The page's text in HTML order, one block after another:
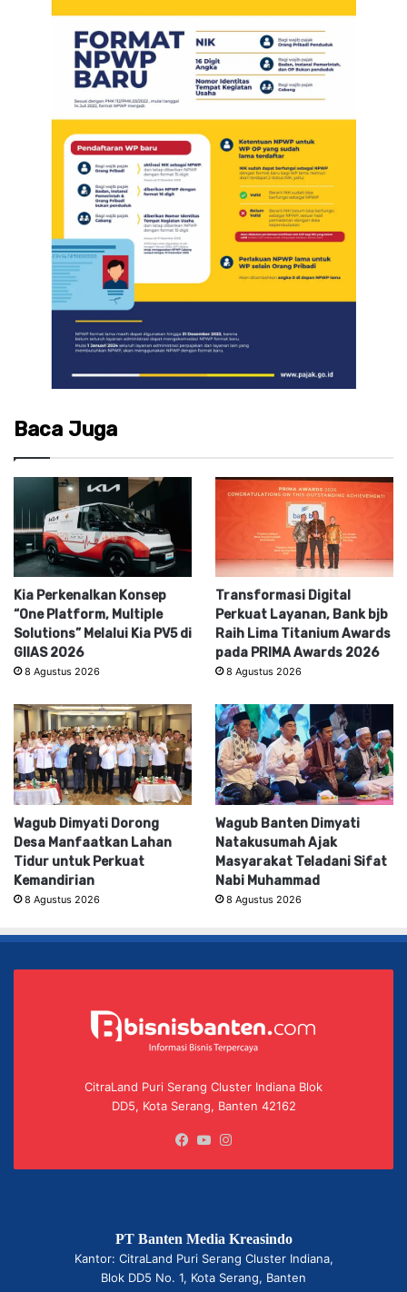
Baca Juga
Kia Perkenalkan Konsep
“One Platform, Multiple
Solutions” Melalui Kia PV5 di
GIIAS 2026
8 Agustus 2026
Transformasi Digital
Perkuat Layanan, Bank bjb
Raih Lima Titanium Awards
pada PRIMA Awards 2026
8 Agustus 2026
Wagub Dimyati Dorong
Desa Manfaatkan Lahan
Tidur untuk Perkuat
Kemandirian
8 Agustus 2026
Wagub Banten Dimyati
Natakusumah Ajak
Masyarakat Teladani Sifat
Nabi Muhammad
8 Agustus 2026
CitraLand Puri Serang Cluster Indiana Blok
DD5, Kota Serang, Banten 42162
Facebook
YouTube
PT Banten Media Kreasindo
Kantor: CitraLand Puri Serang Cluster Indiana,
Blok DD5 No. 1, Kota Serang, Banten